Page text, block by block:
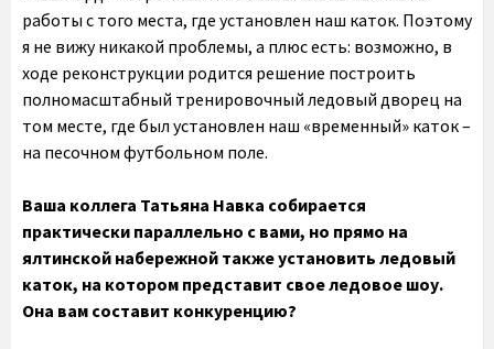
работы с того места, где установлен наш каток. Поэтому
я не вижу никакой проблемы, а плюс есть: возможно, в
ходе реконструкции родится решение построить
полномасштабный тренировочный ледовый дворец на
том месте, где был установлен наш «временный» каток –
на песочном футбольном поле.
Ваша коллега Татьяна Навка собирается
практически параллельно с вами, но прямо на
ялтинской набережной также установить ледовый
каток, на котором представит свое ледовое шоу.
Она вам составит конкуренцию?